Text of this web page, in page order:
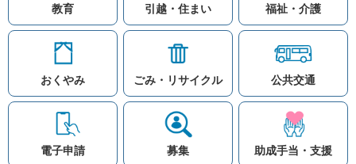
知りたい情報を検索
教育 引越・住まい 福祉・介護
おくやみ ごみ・リサイクル 公共交通
電子申請 募集 助成手当・支援
お問い合わせ
リンク集
このホームページ
著作権と免責事項につ